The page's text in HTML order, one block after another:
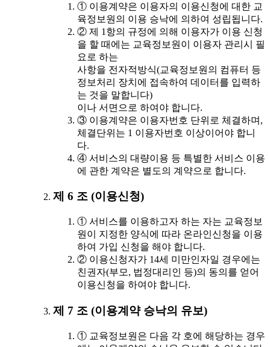
① 이용계약은 이용자의 이용신청에 대한 교
육정보원의 이용 승낙에 의하여 성립됩니다.
② 제 1항의 규정에 의해 이용자가 이용 신청
을 할 때에는 교육정보원이 이용자 관리시 필
요로 하는
사항을 전자적방식(교육정보원의 컴퓨터 등
정보처리 장치에 접속하여 데이터를 입력하
는 것을 말합니다)
이나 서면으로 하여야 합니다.
③ 이용계약은 이용자번호 단위로 체결하며,
체결단위는 1 이용자번호 이상이어야 합니
다.
④ 서비스의 대량이용 등 특별한 서비스 이용
에 관한 계약은 별도의 계약으로 합니다.
제 6 조 (이용신청)
① 서비스를 이용하고자 하는 자는 교육정보
원이 지정한 양식에 따라 온라인신청을 이용
하여 가입 신청을 해야 합니다.
② 이용신청자가 14세 미만인자일 경우에는
친권자(부모, 법정대리인 등)의 동의를 얻어
이용신청을 하여야 합니다.
제 7 조 (이용계약 승낙의 유보)
① 교육정보원은 다음 각 호에 해당하는 경우